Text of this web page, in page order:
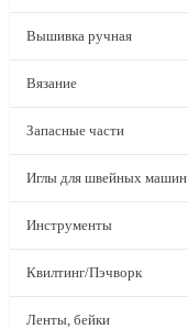
Вышивка ручная
Вязание
Запасные части
Иглы для швейных машин
Инструменты
Квилтинг/Пэчворк
Ленты, бейки